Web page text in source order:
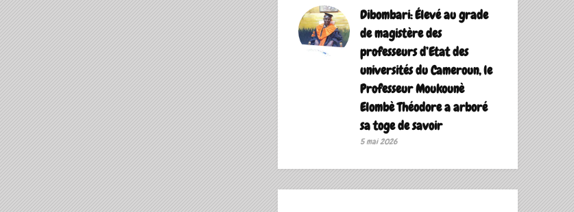
Dibombari: Élevé au grade
de magistère des
professeurs d’Etat des
universités du Cameroun, le
Professeur Moukounè
Elombè Théodore a arboré
sa toge de savoir ‎
5 mai 2026